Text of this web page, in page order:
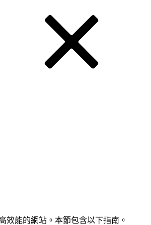
效能的網站。本節包含以下指南。